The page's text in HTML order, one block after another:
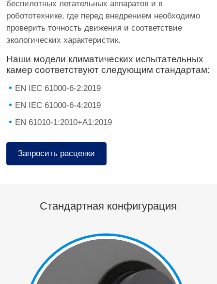
беспилотных летательных аппаратов и в
робототехнике, где перед внедрением необходимо
проверить точность движения и соответствие
экологических характеристик.
Наши модели климатических испытательных
камер соответствуют следующим стандартам:
EN IEC 61000-6-2:2019
EN IEC 61000-6-4:2019
EN 61010-1:2010+A1:2019
Запросить расценки
Стандартная конфигурация